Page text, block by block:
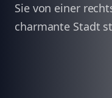
Sie von einer
charmante Stadt